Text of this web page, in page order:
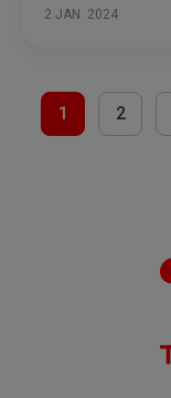
2 JAN. 2024
Paginering
Huidige
1
Page
2